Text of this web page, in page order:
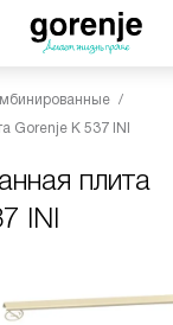
Gorenje K 537 INI
плита
INI